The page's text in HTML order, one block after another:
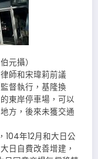
元攝）
師和宋瑋莉前議
督執行，基隆換
東岸停車場，可以
方，後來未獲交通
104年12月和大日公
日自費改善增建，